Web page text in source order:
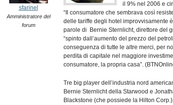
sfarinel
Amministratore del
forum
il 9% nel 2006 e
“Il consumatore che sembrava così
delle tariffe degli hotel improvvisamente
parole di Bernie Sternlicht, direttore del
“spinto dall’aumento del prezzo del
conseguenza di tutte le altre merci, per
perdita di capitale nel maggiore
consumatore, la propria casa”.
Tre big player dell’industria nord
Bernie Sternlicht della Starwood e
Blackstone (che possiede la Hilton